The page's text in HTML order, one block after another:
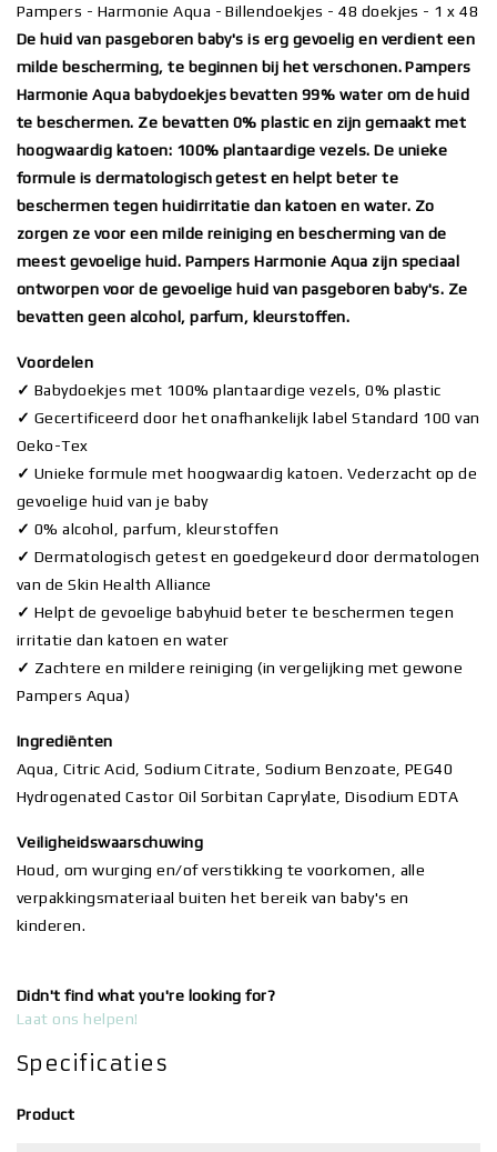
Pampers - Harmonie Aqua - Billendoekjes - 48 doekjes - 1 x 48
De huid van pasgeboren baby's is erg gevoelig en verdient een
milde bescherming, te beginnen bij het verschonen. Pampers
Harmonie Aqua babydoekjes bevatten 99% water om de huid
te beschermen. Ze bevatten 0% plastic en zijn gemaakt met
hoogwaardig katoen: 100% plantaardige vezels. De unieke
formule is dermatologisch getest en helpt beter te
beschermen tegen huidirritatie dan katoen en water. Zo
zorgen ze voor een milde reiniging en bescherming van de
meest gevoelige huid. Pampers Harmonie Aqua zijn speciaal
ontworpen voor de gevoelige huid van pasgeboren baby's. Ze
bevatten geen alcohol, parfum, kleurstoffen.
Voordelen
✓ Babydoekjes met 100% plantaardige vezels, 0% plastic
✓ Gecertificeerd door het onafhankelijk label Standard 100 van
Oeko-Tex
✓ Unieke formule met hoogwaardig katoen. Vederzacht op de
gevoelige huid van je baby
✓ 0% alcohol, parfum, kleurstoffen
✓ Dermatologisch getest en goedgekeurd door dermatologen
van de Skin Health Alliance
✓ Helpt de gevoelige babyhuid beter te beschermen tegen
irritatie dan katoen en water
✓ Zachtere en mildere reiniging (in vergelijking met gewone
Pampers Aqua)
Ingrediënten
Aqua, Citric Acid, Sodium Citrate, Sodium Benzoate, PEG­40
Hydrogenated Castor Oil Sorbitan Caprylate, Disodium EDTA
Veiligheidswaarschuwing
Houd, om wurging en/of verstikking te voorkomen, alle
verpakkingsmateriaal buiten het bereik van baby's en
kinderen.
Didn't find what you're looking for?
Laat ons helpen!
Specificaties
Product